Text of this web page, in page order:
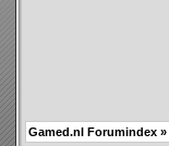
Gamed.nl Forumindex »